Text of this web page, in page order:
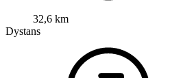
32,6 km
Dystans